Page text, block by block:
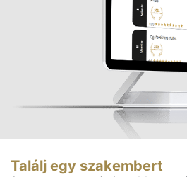
Találj egy szakembert